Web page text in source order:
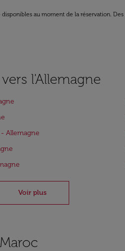
au moment de la réservation.
l'Allemagne
Allemagne
Voir plus